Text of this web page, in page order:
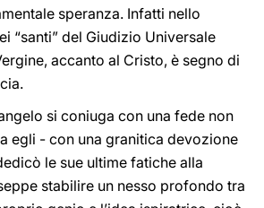
speranza. Infatti nello
“santi” del Giudizio Universale
accanto al Cristo, è segno di
si coniuga con una fede non
egli - con una granitica devozione
le sue ultime fatiche alla
stabilire un nesso profondo tra